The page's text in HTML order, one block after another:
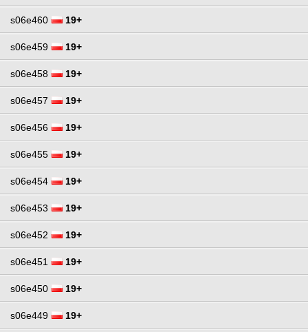
s06e460 19+
s06e459 19+
s06e458 19+
s06e457 19+
s06e456 19+
s06e455 19+
s06e454 19+
s06e453 19+
s06e452 19+
s06e451 19+
s06e450 19+
s06e449 19+